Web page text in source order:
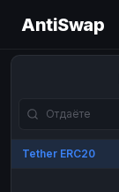
AntiSwap
Tether ERC20